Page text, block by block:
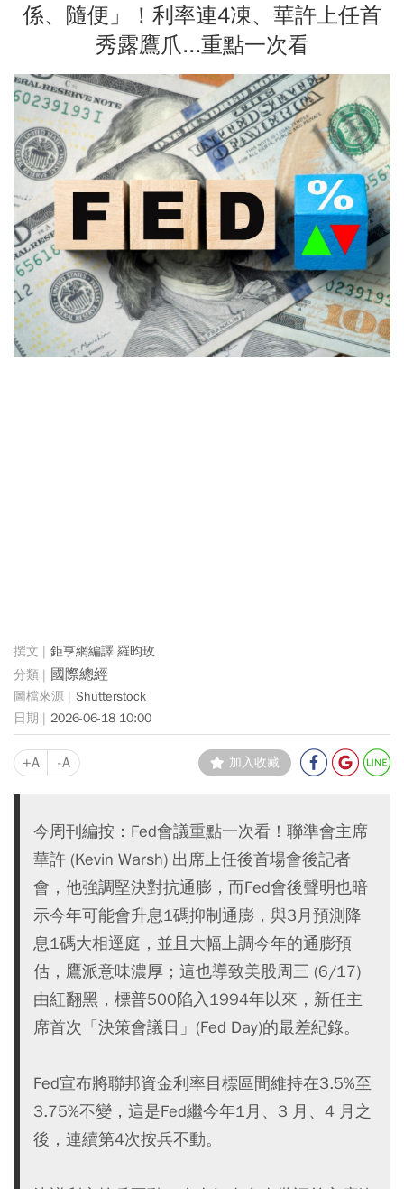
係、隨便」！利率連4凍、華許上任首
秀露鷹爪...重點一次看
鉅亨網編譯 羅昀玫
國際總經
Shutterstock
2026-06-18 10:00
+A -A 加入收藏
今周刊編按：Fed會議重點一次看！聯準會主席
華許 (Kevin Warsh) 出席上任後首場會後記者
會，他強調堅決對抗通膨，而Fed會後聲明也暗
示今年可能會升息1碼抑制通膨，與3月預測降
息1碼大相逕庭，並且大幅上調今年的通膨預
估，鷹派意味濃厚；這也導致美股周三 (6/17)
由紅翻黑，標普500陷入1994年以來，新任主
席首次「決策會議日」(Fed Day)的最差紀錄。
Fed宣布將聯邦資金利率目標區間維持在3.5%至
3.75%不變，這是Fed繼今年1月、3 月、4 月之
後，連續第4次按兵不動。